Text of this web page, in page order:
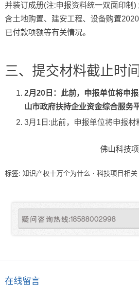
并装订成册(注:申报资料统一双面印制
含土地购置、建安工程、设备购置
已付款项额等有关情况。
三、提交材料截止时间
2月20日：此前，申报单位将申
山市政府扶持企业资金综合服务
3月1日:此前，申报单位将申报材
佛山科技
标签: 知识产权十万个为什么 · 科技项目相关
在线留言